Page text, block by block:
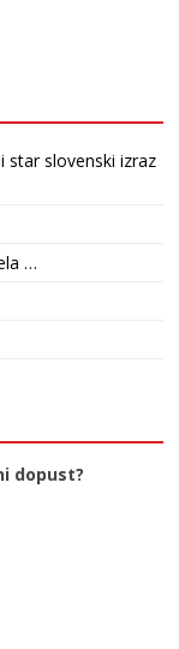
star slovenski izraz
…
dopust?